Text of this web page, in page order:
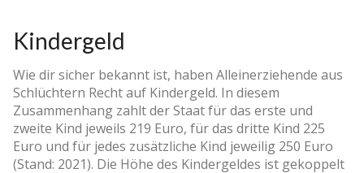
Kindergeld
Wie dir sicher bekannt ist, haben Alleinerziehende aus
Schlüchtern Recht auf Kindergeld. In diesem
Zusammenhang zahlt der Staat für das erste und
zweite Kind jeweils 219 Euro, für das dritte Kind 225
Euro und für jedes zusätzliche Kind jeweilig 250 Euro
(Stand: 2021). Die Höhe des Kindergeldes ist gekoppelt